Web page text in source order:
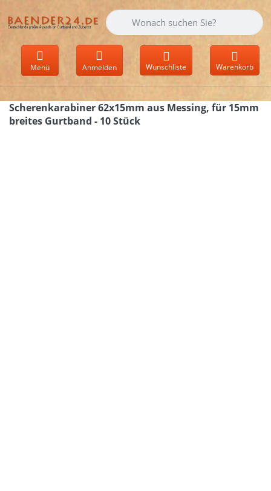
Geben Sie einen Suchbegriff ein.
Menü Anmelden Wunschliste Warenkorb
Scherenkarabiner 62x15mm aus Messing, für 15mm
breites Gurtband - 10 Stück